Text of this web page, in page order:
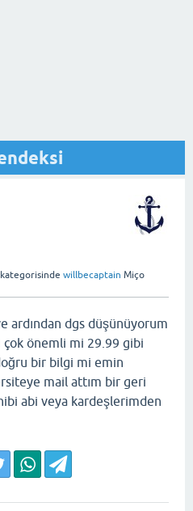
kategorisinde willbecaptain Miço
ardından dgs düşünüyorum
önemli mi 29.99 gibi
bir bilgi mi emin
mail attım bir geri
abi veya kardeşlerimden